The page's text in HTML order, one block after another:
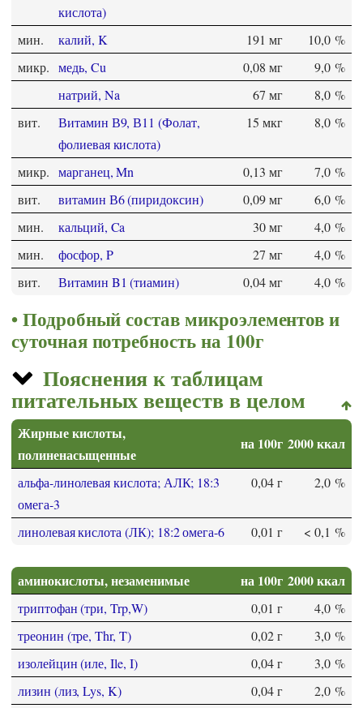
кислота)
мин. калий, K 191 мг
10,0 %
микр. медь, Cu 0,08 мг
9,0 %
натрий, Na
67 мг
8,0 %
вит.
Витамин В9, В11 (Фолат,
фолиевая кислота)
15 мкг 8,0 %
микр. марганец, Mn 0,13 мг
7,0 %
вит.
витамин В6 (пиридоксин) 0,09 мг
6,0 %
мин.
кальций, Ca 30 мг
4,0 %
мин.
фосфор, P 27 мг
4,0 %
вит.
Витамин B1 (тиамин) 0,04 мг 4,0 %
Подробный состав микроэлементов и
суточная потребность на 100г
Пояснения к таблицам
питательных веществ в целом
Жирные кислоты,
полиненасыщенные
на 100г 2000 ккал
альфа-линолевая кислота; АЛК; 18:3
омега-3
0,04 г 2,0 %
линолевая кислота (ЛК); 18:2 омега-6 0,01 г < 0,1 %
аминокислоты, незаменимые на 100г 2000 ккал
триптофан (три, Trp,W) 0,01 г
4,0 %
треонин (тре, Thr, T)
0,02 г
3,0 %
изолейцин (иле, Ile, I)
0,04 г
3,0 %
лизин (лиз, Lys, K)
0,04 г
2,0 %